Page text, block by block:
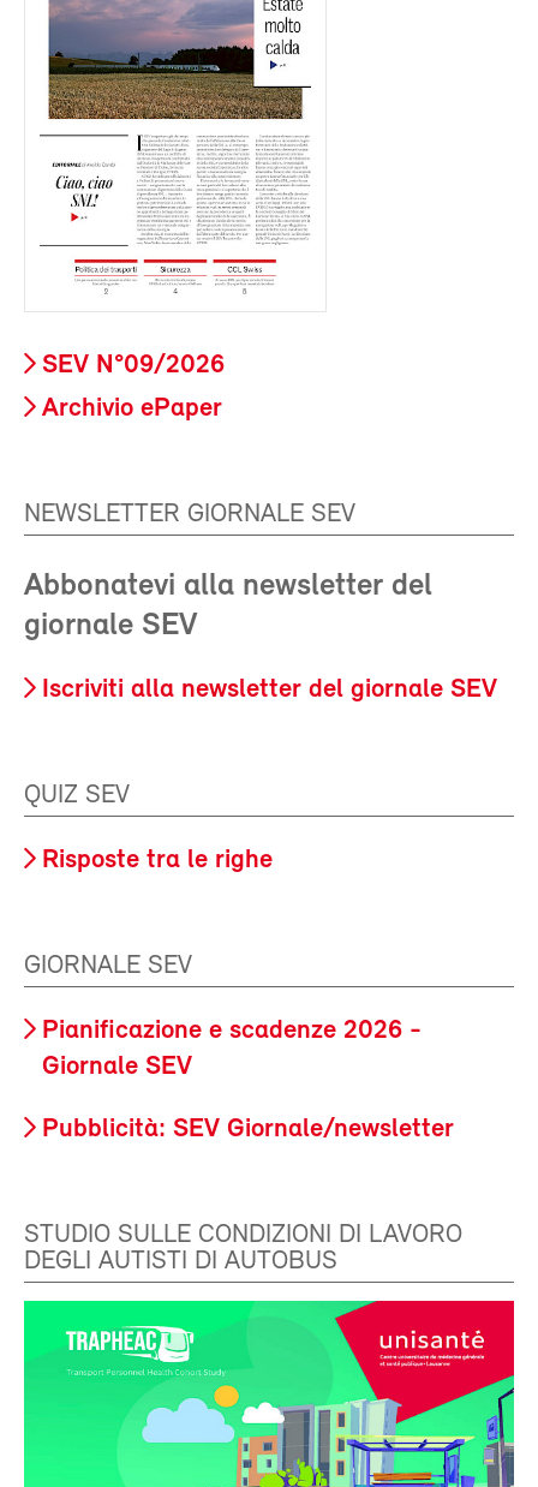
SEV N°09/2026
Archivio ePaper
NEWSLETTER GIORNALE SEV
Abbonatevi alla newsletter del
giornale SEV
Iscriviti alla newsletter del giornale SEV
QUIZ SEV
Risposte tra le righe
GIORNALE SEV
Pianificazione e scadenze 2026 -
Giornale SEV
Pubblicità: SEV Giornale/newsletter
STUDIO SULLE CONDIZIONI DI LAVORO
DEGLI AUTISTI DI AUTOBUS